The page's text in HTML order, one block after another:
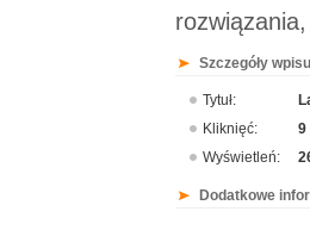
Szczegóły
Tytuł:
Kliknięć:
9
Wyświetleń:
Dodatkowe